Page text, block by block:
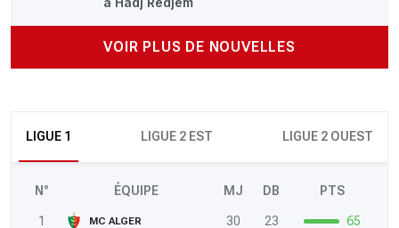
VOIR PLUS DE NOUVELLES
LIGUE 1 LIGUE 2 EST LIGUE 2 OUEST
N° ÉQUIPE MJ DB PTS
1 MC ALGER 30 23
65